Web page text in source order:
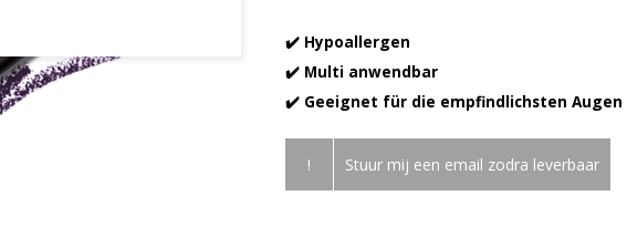
✔️ Hypoallergen
✔️ Multi anwendbar
✔️ Geeignet für die empfindlichsten Augen
! Stuur mij een email zodra leverbaar